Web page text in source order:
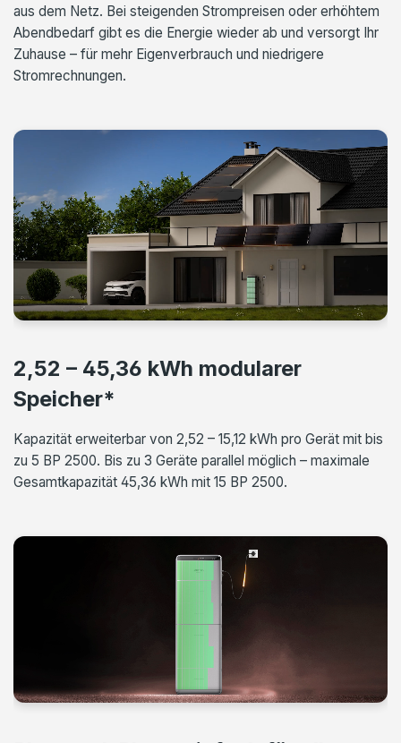
aus dem Netz. Bei steigenden Strompreisen oder erhöhtem
Abendbedarf gibt es die Energie wieder ab und versorgt Ihr
Zuhause – für mehr Eigenverbrauch und niedrigere
Stromrechnungen.
2,52 – 45,36 kWh modularer
Speicher*
Kapazität erweiterbar von 2,52 – 15,12 kWh pro Gerät mit bis
zu 5 BP 2500. Bis zu 3 Geräte parallel möglich – maximale
Gesamtkapazität 45,36 kWh mit 15 BP 2500.